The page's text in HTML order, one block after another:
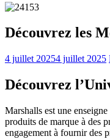
Découvrez les
4 juillet 20254 juillet 2025
Découvrez
Marshalls est une
produits de marque à des
engagement à fournir des